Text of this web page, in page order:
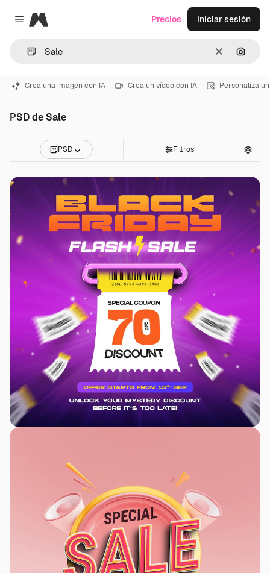
Close menu
Magnific
Borrar
Precios Iniciar sesión
Crea una imagen con IA Crea un vídeo con IA Personaliza
PSD de Sale
PSD Filtros